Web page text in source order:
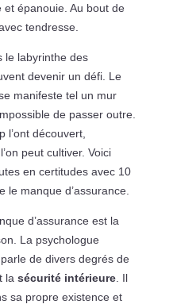
épanouie. Au bout de
tendresse.
le labyrinthe des
devenir un défi. Le
manifeste tel un mur
de passer outre.
l’ont découvert,
peut cultiver. Voici
en certitudes avec 10
le manque d’assurance.
d’assurance est la
La psychologue
de divers degrés de
la sécurité intérieure. Il
sa propre existence et